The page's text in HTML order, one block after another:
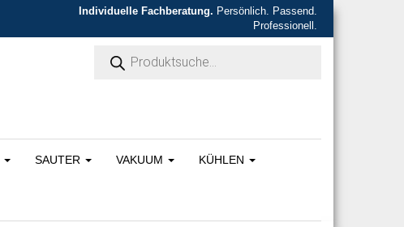
Individuelle Fachberatung. Persönlich. Passend.
Professionell.
SAUTER VAKUUM KÜHLEN